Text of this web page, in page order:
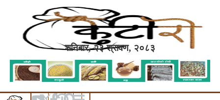
शनिबार, २३ श्रावण, २०८३